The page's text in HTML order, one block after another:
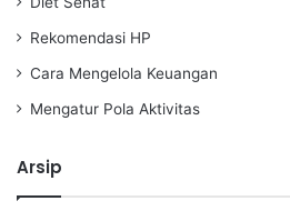
Rekomendasi HP
Cara Mengelola Keuangan
Mengatur Pola Aktivitas
Arsip